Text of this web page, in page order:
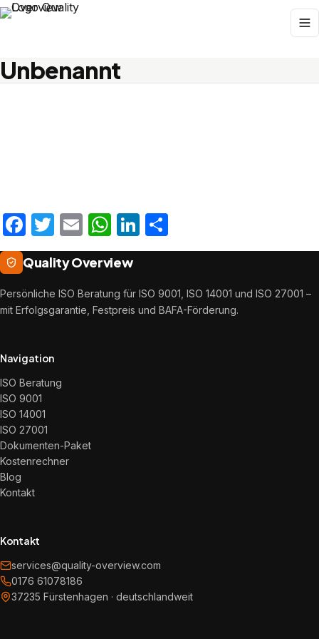
Unbenannt
Facebook
Twitter
EmailWhatsApp
LinkedIn
Quality Overview
Persönliche ISO Beratung für ISO 9001, ISO 14001 und ISO 27001 –
mit Erfolgsgarantie, Festpreis und BAFA-Förderung.
Navigation
ISO Beratung
ISO 9001
ISO 14001
ISO 27001
Dokumenten-Paket
Kostenrechner
Blog
Kontakt
Kontakt
services@quality-overview.com
0176 61078186
37235 Fürstenhagen · deutschlandweit